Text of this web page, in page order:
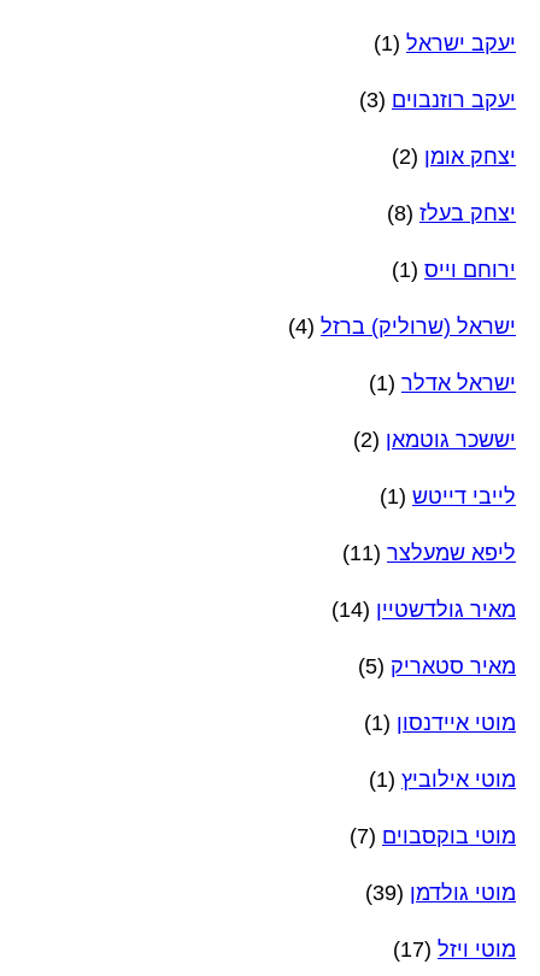
יעקב ישראל (1)
יעקב רוזנבוים (3)
יצחק אומן (2)
יצחק בעלז (8)
ירוחם וייס (1)
ישראל (שרוליק) ברזל (4)
ישראל אדלר (1)
יששכר גוטמאן (2)
לייבי דייטש (1)
ליפא שמעלצר (11)
מאיר גולדשטיין (14)
מאיר סטאריק (5)
מוטי איידנסון (1)
מוטי אילוביץ (1)
מוטי בוקסבוים (7)
מוטי גולדמן (39)
מוטי ויזל (17)